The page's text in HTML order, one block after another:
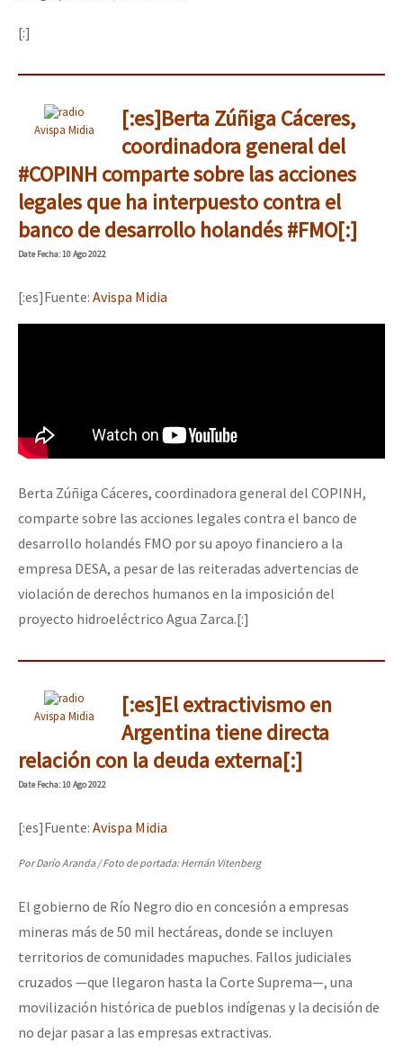
[:]
Avispa Midia
[:es]Berta Zúñiga Cáceres,
coordinadora general del
#COPINH comparte sobre las acciones
legales que ha interpuesto contra el
banco de desarrollo holandés #FMO[:]
DateFecha: 10 Ago 2022
[:es]Fuente: Avispa Midia
Berta Zúñiga Cáceres, coordinadora general del COPINH,
comparte sobre las acciones legales contra el banco de
desarrollo holandés FMO por su apoyo financiero a la
empresa DESA, a pesar de las reiteradas advertencias de
violación de derechos humanos en la imposición del
proyecto hidroeléctrico Agua Zarca.[:]
Avispa Midia
[:es]El extractivismo en
Argentina tiene directa
relación con la deuda externa[:]
DateFecha: 10 Ago 2022
[:es]Fuente: Avispa Midia
Por Darío Aranda / Foto de portada: Hernán Vitenberg
El gobierno de Río Negro dio en concesión a empresas
mineras más de 50 mil hectáreas, donde se incluyen
territorios de comunidades mapuches. Fallos judiciales
cruzados —que llegaron hasta la Corte Suprema—, una
movilización histórica de pueblos indígenas y la decisión de
no dejar pasar a las empresas extractivas.